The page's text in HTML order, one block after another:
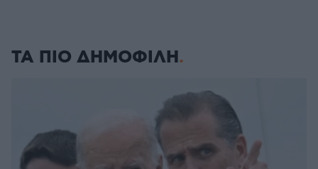
ΤΑ ΠΙΟ ΔΗΜΟΦΙΛΗ